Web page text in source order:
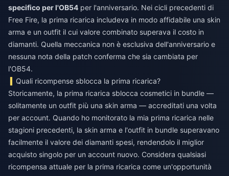
specifico per l'OB54 per l'anniversario. Nei cicli precedenti di
Free Fire, la prima ricarica includeva in modo affidabile una skin
arma e un outfit il cui valore combinato superava il costo in
diamanti. Quella meccanica non è esclusiva dell'anniversario e
nessuna nota della patch conferma che sia cambiata per
l'OB54.
Quali ricompense sblocca la prima ricarica?
Storicamente, la prima ricarica sblocca cosmetici in bundle —
solitamente un outfit più una skin arma — accreditati una volta
per account. Quando ho monitorato la mia prima ricarica nelle
stagioni precedenti, la skin arma e l'outfit in bundle superavano
facilmente il valore dei diamanti spesi, rendendolo il miglior
acquisto singolo per un account nuovo. Considera qualsiasi
ricompensa attuale per la prima ricarica come un'opportunità